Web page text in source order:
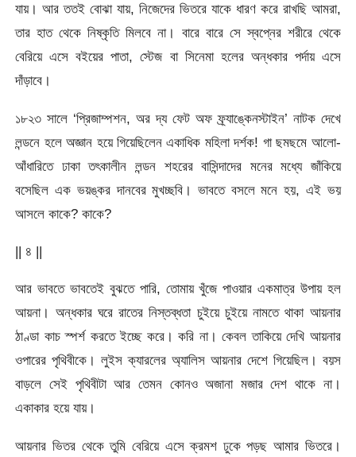
যায়। আর ততই বোঝা যায়, নিজেদের ভিতরে যাকে ধারণ করে রাখছি আমরা,
তার হাত থেকে নিষ্কৃতি মিলবে না। বারে বারে সে স্বপ্নের শরীরে থেকে
বেরিয়ে এসে বইয়ের পাতা, স্টেজ বা সিনেমা হলের অন্ধকার পর্দায় এসে
দাঁড়াবে।
১৮২৩ সালে ‘প্রিজাম্পশন, অর দ্য ফেট অফ ফ্র্যাঙ্কেনস্টাইন’ নাটক দেখে
লন্ডনে হলে অজ্ঞান হয়ে গিয়েছিলেন একাধিক মহিলা দর্শক! গা ছমছমে আলো-
আঁধারিতে ঢাকা তৎকালীন লন্ডন শহরের বাসিন্দাদের মনের মধ্যে জাঁকিয়ে
বসেছিল এক ভয়ঙ্কর দানবের মুখচ্ছবি। ভাবতে বসলে মনে হয়, এই ভয়
আসলে কাকে? কাকে?
|| ৪ ||
আর ভাবতে ভাবতেই বুঝতে পারি, তোমায় খুঁজে পাওয়ার একমাত্র উপায় হল
আয়না। অন্ধকার ঘরে রাতের নিস্তব্ধতা চুইয়ে চুইয়ে নামতে থাকা আয়নার
ঠাণ্ডা কাচ স্পর্শ করতে ইচ্ছে করে। করি না। কেবল তাকিয়ে দেখি আয়নার
ওপারের পৃথিবীকে। লুইস ক্যারলের অ্যালিস আয়নার দেশে গিয়েছিল। বয়স
বাড়লে সেই পৃথিবীটা আর তেমন কোনও অজানা মজার দেশ থাকে না।
একাকার হয়ে যায়।
আয়নার ভিতর থেকে তুমি বেরিয়ে এসে ক্রমশ ঢুকে পড়ছ আমার ভিতরে।